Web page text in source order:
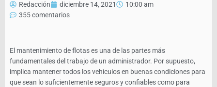
Redacción diciembre 14, 2021
10:00 am
355 comentarios
El mantenimiento de flotas es una de las partes más
fundamentales del trabajo de un administrador. Por supuesto,
implica mantener todos los vehículos en buenas condiciones para
que sean lo suficientemente seguros y confiables como para